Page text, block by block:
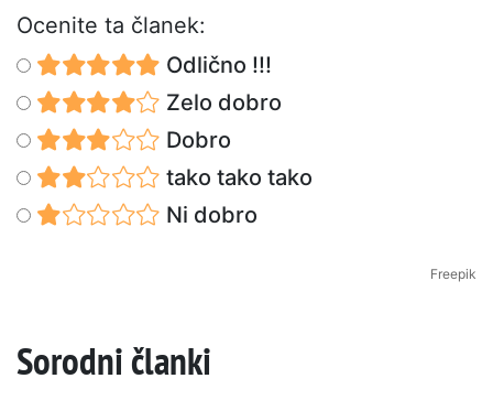
Ocenite ta članek:
Odlično !!!
Zelo dobro
Dobro
tako tako tako
Ni dobro
Freepik
Sorodni članki